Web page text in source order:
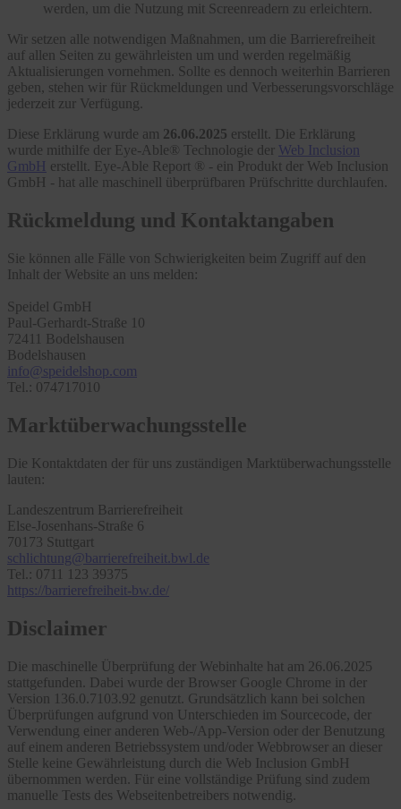
werden, um die Nutzung mit Screenreadern zu erleichtern.
Wir setzen alle notwendigen Maßnahmen, um die Barrierefreiheit
auf allen Seiten zu gewährleisten um und werden regelmäßig
Aktualisierungen vornehmen. Sollte es dennoch weiterhin Barrieren
geben, stehen wir für Rückmeldungen und Verbesserungsvorschläge
jederzeit zur Verfügung.
Diese Erklärung wurde am 26.06.2025 erstellt. Die Erklärung
wurde mithilfe der Eye-Able® Technologie der Web Inclusion
GmbH erstellt. Eye-Able Report ® - ein Produkt der Web Inclusion
GmbH - hat alle maschinell überprüfbaren Prüfschritte durchlaufen.
Rückmeldung und Kontaktangaben
Sie können alle Fälle von Schwierigkeiten beim Zugriff auf den
Inhalt der Website an uns melden:
Speidel GmbH
Paul-Gerhardt-Straße 10
72411 Bodelshausen
Bodelshausen
info@speidelshop.com
Tel.: 074717010
Marktüberwachungsstelle
Die Kontaktdaten der für uns zuständigen Marktüberwachungsstelle
lauten:
Landeszentrum Barrierefreiheit
Else-Josenhans-Straße 6
70173 Stuttgart
schlichtung@barrierefreiheit.bwl.de
Tel.: 0711 123 39375
https://barrierefreiheit-bw.de/
Disclaimer
Die maschinelle Überprüfung der Webinhalte hat am 26.06.2025
stattgefunden. Dabei wurde der Browser Google Chrome in der
Version 136.0.7103.92 genutzt. Grundsätzlich kann bei solchen
Überprüfungen aufgrund von Unterschieden im Sourcecode, der
Verwendung einer anderen Web-/App-Version oder der Benutzung
auf einem anderen Betriebssystem und/oder Webbrowser an dieser
Stelle keine Gewährleistung durch die Web Inclusion GmbH
übernommen werden. Für eine vollständige Prüfung sind zudem
manuelle Tests des Webseitenbetreibers notwendig.